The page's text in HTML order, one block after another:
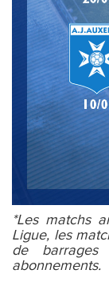
*Les matchs
Ligue, les
de
abonnements.